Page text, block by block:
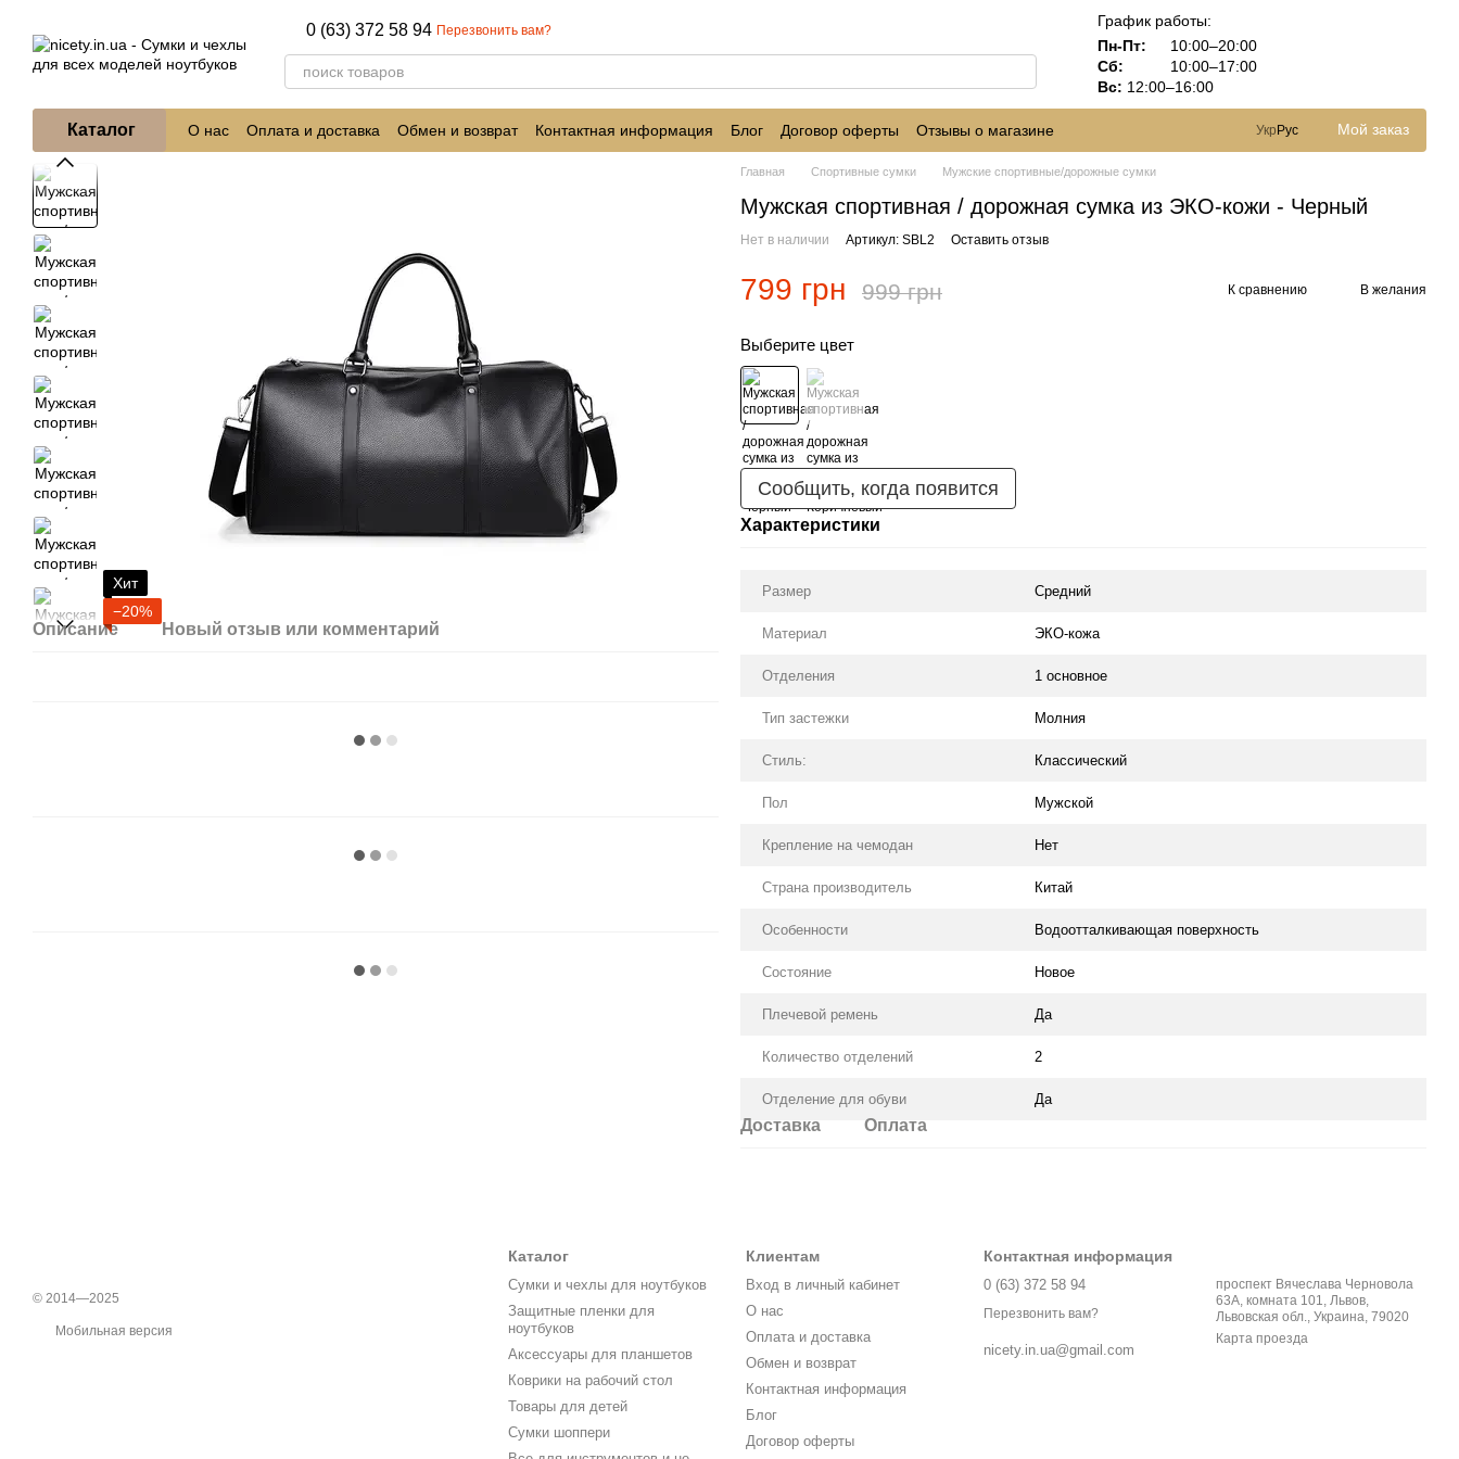
0 (63) 372 58 94 Перезвонить вам?
График работы:
Пн-Пт:
10:00–20:00
Сб:
10:00–17:00
Вс: 12:00–16:00
Каталог О нас Оплата и доставка Обмен и возврат Контактная информация Блог Договор оферты Отзывы о магазине Укр Рус Мой заказ
Хит
−20%
Описание Новый отзыв или комментарий
Главная Спортивные сумки Мужские спортивные/дорожные сумки
Мужская спортивная / дорожная сумка из ЭКО-кожи - Черный
Нет в наличии Артикул: SBL2 Оставить отзыв
799 грн 999 грн К сравнению В желания
Выберите цвет
Сообщить, когда появится
Характеристики
Размер Средний
Материал ЭКО-кожа
Отделения 1 основное
Тип застежки Молния
Стиль: Классический
Пол Мужской
Крепление на чемодан Нет
Страна производитель Китай
Особенности Водоотталкивающая поверхность
Состояние Новое
Плечевой ремень Да
Количество отделений 2
Отделение для обуви Да
Доставка Оплата
© 2014—2025
Мобильная версия
Каталог
Cумки и чехлы для ноутбуков
Защитные пленки для
ноутбуков
Аксессуары для планшетов
Коврики на рабочий стол
Товары для детей
Сумки шоппери
Клиентам
Вход в личный кабинет
О нас
Оплата и доставка
Обмен и возврат
Контактная информация
Блог
Договор оферты
Контактная информация
0 (63) 372 58 94
Перезвонить вам?
nicety.in.ua@gmail.com
проспект Вячеслава Черновола
63А, комната 101, Львов,
Львовская обл., Украина, 79020
Карта проезда